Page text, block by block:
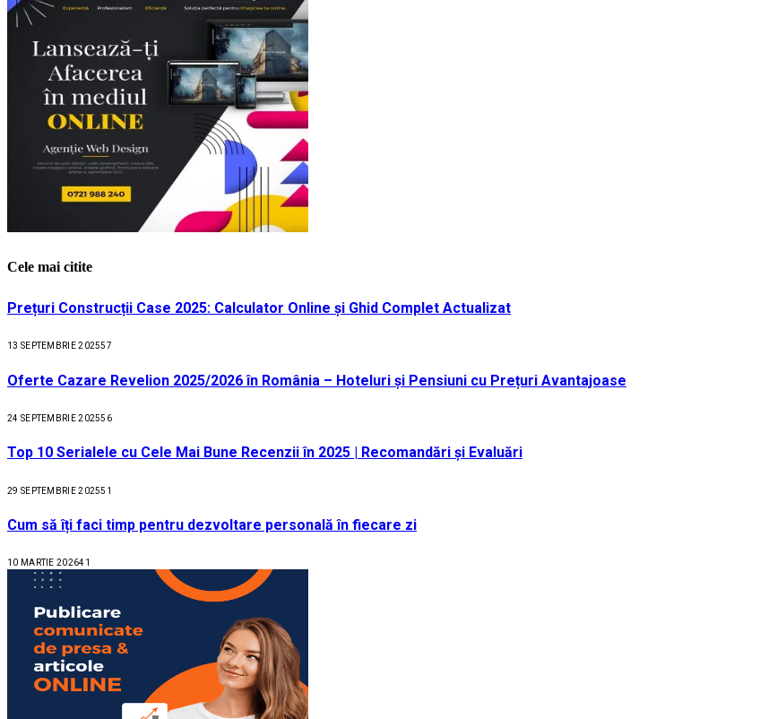
Cele mai citite
Prețuri Construcții Case 2025: Calculator Online și Ghid Complet Actualizat
13 SEPTEMBRIE 202557
Oferte Cazare Revelion 2025/2026 în România – Hoteluri și Pensiuni cu Prețuri Avantajoase
24 SEPTEMBRIE 202556
Top 10 Serialele cu Cele Mai Bune Recenzii în 2025 | Recomandări și Evaluări
29 SEPTEMBRIE 202551
Cum să îți faci timp pentru dezvoltare personală în fiecare zi
10 MARTIE 202641